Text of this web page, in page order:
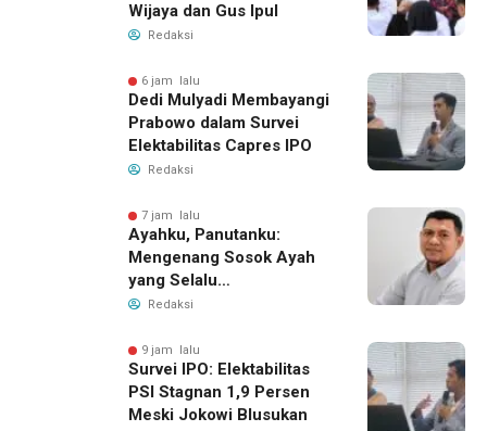
Wijaya dan Gus Ipul
Redaksi
6 jam lalu
Dedi Mulyadi Membayangi
Prabowo dalam Survei
Elektabilitas Capres IPO
Redaksi
7 jam lalu
Ayahku, Panutanku:
Mengenang Sosok Ayah
yang Selalu
Membersamaiku
Redaksi
9 jam lalu
Survei IPO: Elektabilitas
PSI Stagnan 1,9 Persen
Meski Jokowi Blusukan